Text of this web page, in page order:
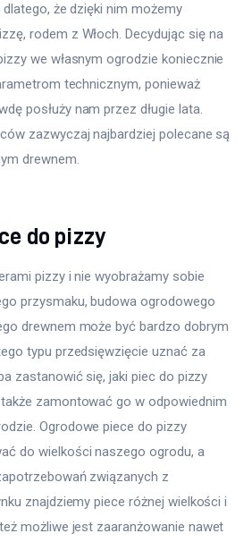
że dzięki nim możemy
rodem z Włoch. Decydując się na
we własnym ogrodzie koniecznie
technicznym, ponieważ
posłuży nam przez długie lata.
zazwyczaj najbardziej polecane są
drewnem.
do pizzy
pizzy i nie wyobrażamy sobie
przysmaku, budowa ogrodowego
drewnem może być bardzo dobrym
typu przedsięwzięcie uznać za
zastanowić się, jaki piec do pizzy
zamontować go w odpowiednim
Ogrodowe piece do pizzy
do wielkości naszego ogrodu, a
związanych z
znajdziemy piece różnej wielkości i
możliwe jest zaaranżowanie nawet